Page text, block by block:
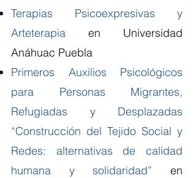
Terapias Psicoexpresivas y
Arteterapia en Universidad
Anáhuac Puebla
Primeros Auxilios Psicológicos
para Personas Migrantes,
Refugiadas y Desplazadas
“Construcción del Tejido Social y
Redes: alternativas de calidad
humana y solidaridad” en